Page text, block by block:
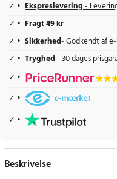
Ekspreslevering-
Fragt 49 kr
Sikkerhed- Godkendt af
Tryghed- 30 dages
Beskrivelse